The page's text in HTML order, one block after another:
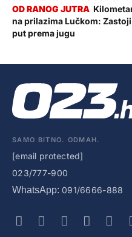
na prilazima Lučkom:
put prema jugu
SAMO BITNO. ODMAH.
[email protected]
023/777-900
WhatsApp: 091/6666-888